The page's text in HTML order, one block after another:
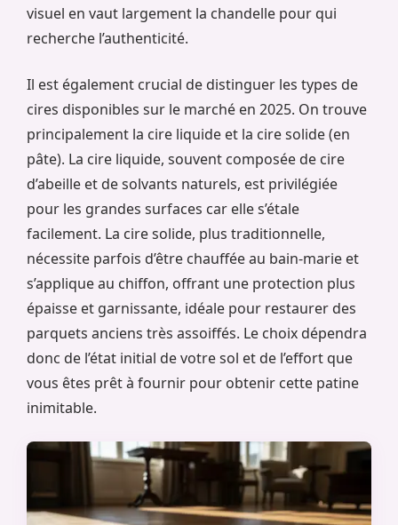
visuel en vaut largement la chandelle pour qui
recherche l’authenticité.
Il est également crucial de distinguer les types de
cires disponibles sur le marché en 2025. On trouve
principalement la cire liquide et la cire solide (en
pâte). La cire liquide, souvent composée de cire
d’abeille et de solvants naturels, est privilégiée
pour les grandes surfaces car elle s’étale
facilement. La cire solide, plus traditionnelle,
nécessite parfois d’être chauffée au bain-marie et
s’applique au chiffon, offrant une protection plus
épaisse et garnissante, idéale pour restaurer des
parquets anciens très assoiffés. Le choix dépendra
donc de l’état initial de votre sol et de l’effort que
vous êtes prêt à fournir pour obtenir cette patine
inimitable.